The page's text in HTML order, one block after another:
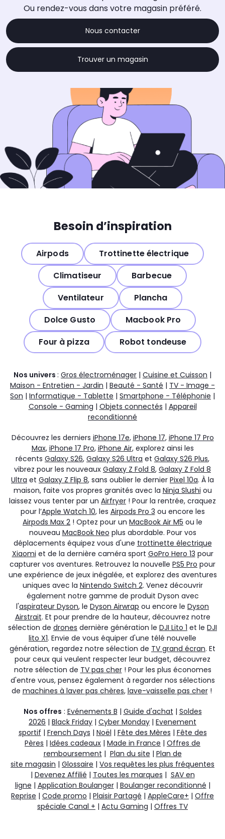
Ou rendez-vous dans votre magasin préféré.
Nous contacter
Trouver un magasin
Besoin d’inspiration
Airpods
Trottinette électrique
Climatiseur
Barbecue
Ventilateur
Plancha
Dolce Gusto
Macbook Pro
Four à pizza
Robot tondeuse
Nos univers : Gros électroménager | Cuisine et Cuisson |
Maison - Entretien - Jardin | Beauté - Santé | TV - Image -
Son | Informatique - Tablette | Smartphone - Téléphonie |
Console - Gaming | Objets connectés | Appareil
reconditionné
Découvrez les derniers iPhone 17e, iPhone 17, iPhone 17 Pro
Max, iPhone 17 Pro, iPhone Air, explorez ainsi les
récents Galaxy S26, Galaxy S26 Ultra et Galaxy S26 Plus,
vibrez pour les nouveaux Galaxy Z Fold 8, Galaxy Z Fold 8
Ultra et Galaxy Z Flip 8, sans oublier le dernier Pixel 10a. À la
maison, faite vos propres granités avec la Ninja Slushi ou
laissez vous tenter par un Airfryer ! Pour la rentrée, craquez
pour l’Apple Watch 10, les Airpods Pro 3 ou encore les
Airpods Max 2 ! Optez pour un MacBook Air M5 ou le
nouveau MacBook Neo plus abordable. Pour vos
déplacements équipez vous d'une trottinette électrique
Xiaomi et de la dernière caméra sport GoPro Hero 13 pour
capturer vos aventures. Retrouvez la nouvelle PS5 Pro pour
une expérience de jeux inégalée, et explorez des aventures
uniques avec la Nintendo Switch 2. Venez découvrir
également notre gamme de produit Dyson avec
l'aspirateur Dyson, le Dyson Airwrap ou encore le Dyson
Airstrait. Et pour prendre de la hauteur, découvrez notre
sélection de drones dernière génération le DJI Lito 1 et le DJI
lito X1. Envie de vous équiper d'une télé nouvelle
génération, regardez notre sélection de TV grand écran. Et
pour ceux qui veulent respecter leur budget, découvrez
notre sélection de TV pas cher! Pour les plus économes
d'entre vous, pensez également à regarder nos sélections
de machines à laver pas chères, lave-vaisselle pas cher!
Nos offres : Evénements B | Guide d'achat | Soldes
2026 | Black Friday | Cyber Monday | Evenement
sportif | French Days | Noël | Fête des Mères | Fête des
Pères | Idées cadeaux | Made in France | Offres de
remboursement | Plan du site | Plan de
site magasin | Glossaire | Vos requêtes les plus fréquentes
| Devenez Affilié | Toutes les marques | SAV en
ligne | Application Boulanger| Boulanger reconditionné |
Reprise | Code promo | Plaisir Partagé | AppleCare+ | Offre
spéciale Canal + | Actu Gaming | Offres TV